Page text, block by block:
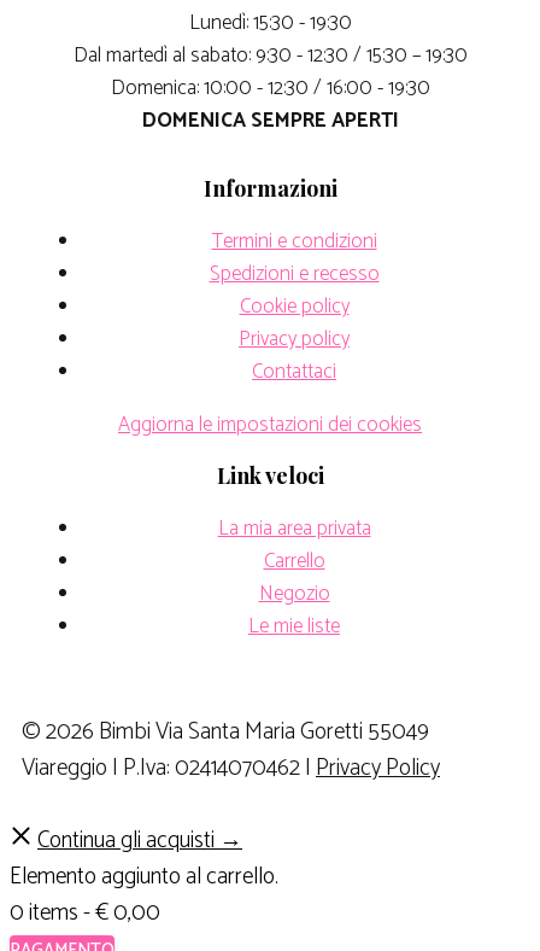
Lunedì: 15:30 - 19:30
Dal martedì al sabato: 9:30 - 12:30 / 15:30 – 19:30
Domenica: 10:00 - 12:30 / 16:00 - 19:30
DOMENICA SEMPRE APERTI
Informazioni
Termini e condizioni
Spedizioni e recesso
Cookie policy
Privacy policy
Contattaci
Aggiorna le impostazioni dei cookies
Link veloci
La mia area privata
Carrello
Negozio
Le mie liste
© 2026 Bimbi Via Santa Maria Goretti 55049
Viareggio | P.Iva: 02414070462 |Privacy Policy
Continua gli acquisti →
Elemento aggiunto al carrello.
0 items -€0,00